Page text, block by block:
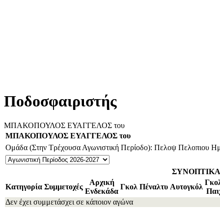
Ποδοσφαιριστής
ΜΠΑΚΟΠΟΥΛΟΣ ΕΥΑΓΓΕΛΟΣ του
ΜΠΑΚΟΠΟΥΛΟΣ ΕΥΑΓΓΕΛΟΣ του
Ομάδα (Στην Τρέχουσα Αγωνιστική Περίοδο): Πελοψ Πελοπιου
ΣΥΝΟΠΤΙΚΑ
Κατηγορία Συμμετοχές
Αρχική
Ενδεκάδα
Γκολ Πέναλτυ Αυτογκόλ
Δεν έχει συμμετάσχει σε κάποιον αγώνα